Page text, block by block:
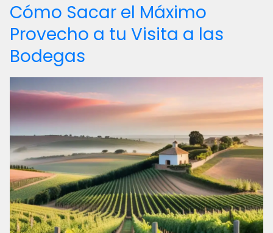
Cómo Sacar el Máximo
Provecho a tu Visita a las
Bodegas